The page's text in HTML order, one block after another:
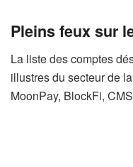
Pleins feux sur
La liste des comptes
illustres du secteur de
MoonPay, BlockFi,